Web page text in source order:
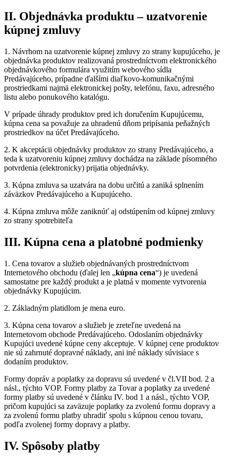
II. Objednávka produktu – uzatvorenie
kúpnej zmluvy
1. Návrhom na uzatvorenie kúpnej zmluvy zo strany kupujúceho, je
objednávka produktov realizovaná prostredníctvom elektronického
objednávkového formulára využitím webového sídla
Predávajúceho, prípadne ďalšími diaľkovo-komunikačnými
prostriedkami najmä elektronickej pošty, telefónu, faxu, adresného
listu alebo ponukového katalógu.
V prípade úhrady produktov pred ich doručením Kupujúcemu,
kúpna cena sa považuje za uhradenú dňom pripísania peňažných
prostriedkov na účet Predávajúceho.
2. K akceptácii objednávky produktov zo strany Predávajúceho, a
teda k uzatvoreniu kúpnej zmluvy dochádza na základe písomného
potvrdenia (elektronicky) prijatia objednávky.
3. Kúpna zmluva sa uzatvára na dobu určitú a zaniká splnením
záväzkov Predávajúceho a Kupujúceho.
4. Kúpna zmluva môže zaniknúť aj odstúpením od kúpnej zmluvy
zo strany spotrebiteľa
III. Kúpna cena a platobné podmienky
1. Cena tovarov a služieb objednávaných prostredníctvom
Internetového obchodu (ďalej len „kúpna cena“) je uvedená
samostatne pre každý produkt a je platná v momente vytvorenia
objednávky Kupujúcim.
2. Základným platidlom je mena euro.
3. Kúpna cena tovarov a služieb je zreteľne uvedená na
Internetovom obchode Predávajúceho. Odoslaním objednávky
Kupujúci uvedené kúpne ceny akceptuje. V kúpnej cene produktov
nie sú zahrnuté dopravné náklady, ani iné náklady súvisiace s
dodaním produktov.
Formy dopráv a poplatky za dopravu sú uvedené v čl.VII bod. 2 a
násl., týchto VOP. Formy platby za Tovar a poplatky za uvedené
formy platby sú uvedené v článku IV. bod 1 a násl., týchto VOP,
pričom kupujúci sa zaväzuje poplatky za zvolenú formu dopravy a
za zvolenú formu platby uhradiť spolu s kúpnou cenou tovaru,
podľa zvolenej formy dopravy a platby.
IV. Spôsoby platby